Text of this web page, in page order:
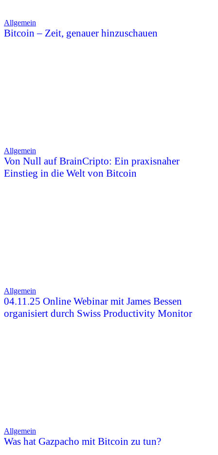
Allgemein
Bitcoin – Zeit, genauer hinzuschauen
Allgemein
Von Null auf BrainCripto: Ein praxisnaher
Einstieg in die Welt von Bitcoin
Allgemein
04.11.25 Online Webinar mit James Bessen
organisiert durch Swiss Productivity Monitor
Allgemein
Was hat Gazpacho mit Bitcoin zu tun?